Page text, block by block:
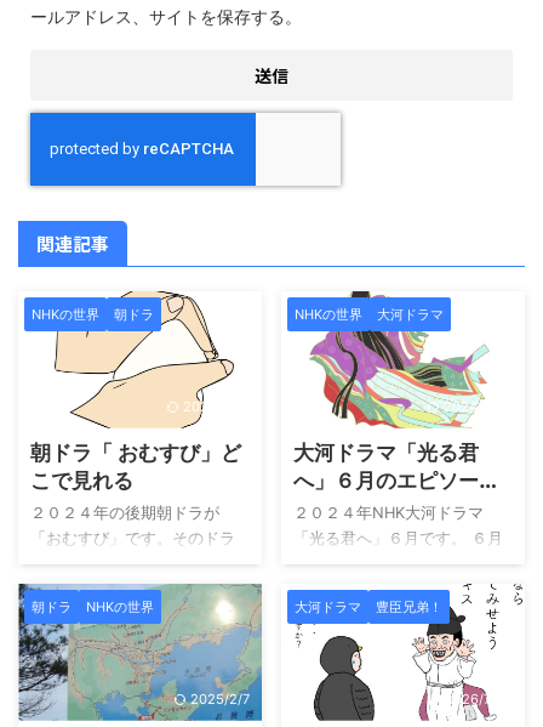
ールアドレス、サイトを保存する。
関連記事
NHKの世界 朝ドラ
2024/10/4
朝ドラ「 おむすび」ど
こで見れる
２０２４年の後期朝ドラが
「おむすび」です。そのドラ
マの概要を紹介します。放送
開始日は令和６年９月３０日
の月曜日からでした。朝ドラ
は、月曜日始まりで金曜日ま
で１週間で５話を放送し、１
週週のタイトルで製作されて
います。９月３０日の始まり
NHKの世界 大河ドラマ
2024/6/28
大河ドラマ「光る君
へ」６月のエピソード
を総まとめ 京都を離
れ越前です
２０２４年NHK大河ドラマ
「光る君へ」６月です。 ６月
は「越前の出会い」、「雪の
舞うころ」、「忘れえぬ
人」、「決意」、「いけにえ
の姫」の５回でした。 こんな
方におすすめ 「大河ドラマ」
の名作を見たい 「日本」の
「首都」ではなく、「都」を
朝ドラ NHKの世界
2025/2/7
大河ドラマ 豊臣兄弟！
2026/7/30